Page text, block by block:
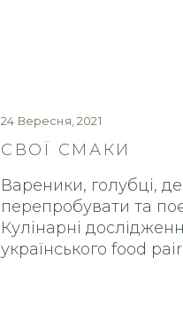
24 Вересня, 2021
СВОЇ СМАКИ
Вареники, голубці,
перепробувати та
Кулінарні
українського food